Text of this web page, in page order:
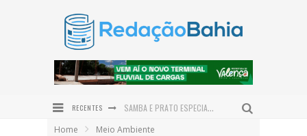
RECENTES
Home Meio Ambiente